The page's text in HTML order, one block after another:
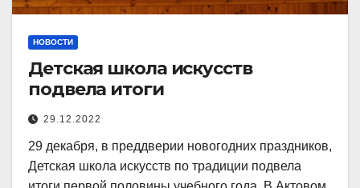
НОВОСТИ
Детская школа искусств
подвела итоги
29.12.2022
29 декабря, в преддверии новогодних праздников,
Детская школа искусств по традиции подвела